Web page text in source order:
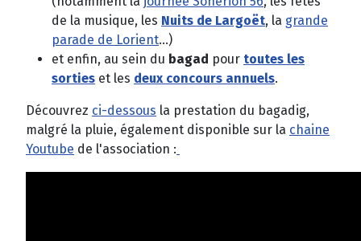
de la musique, les Nuits de Largoët, la grande
parade de Lorient...)
et enfin, au sein du bagad pour toutes les
sorties et les deux concours annuels.
Découvrez ci-dessous la prestation du bagadig,
malgré la pluie, également disponible sur la chaine
Youtube de l'association :